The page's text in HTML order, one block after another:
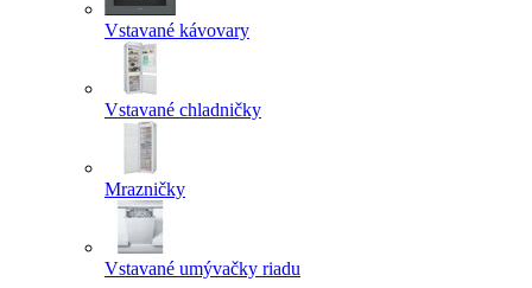
Vstavané kávovary
Vstavané chladničky
Mrazničky
Vstavané umývačky riadu